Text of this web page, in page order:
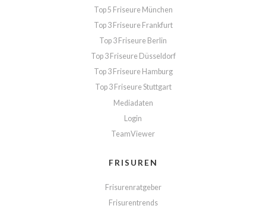
Top 5 Friseure München
Top 3 Friseure Frankfurt
Top 3 Friseure Berlin
Top 3 Friseure Düsseldorf
Top 3 Friseure Hamburg
Top 3 Friseure Stuttgart
Mediadaten
Login
TeamViewer
FRISUREN
Frisurenratgeber
Frisurentrends